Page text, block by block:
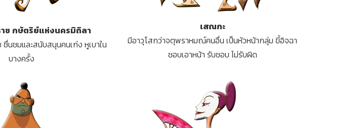
ช กษัตริย์แห่งนครมิถิลา
ชื่นชมและสนับสนุนคนเก่ง หูเบาใน
บางครั้ง
เสณกะ
มีอาวุโสกว่าจตุพราหมณ์คนอื่น เป็นหัวหน้ากลุ่ม ขี้อิจฉา
ชอบเอาหน้า รับชอบ ไม่รับผิด